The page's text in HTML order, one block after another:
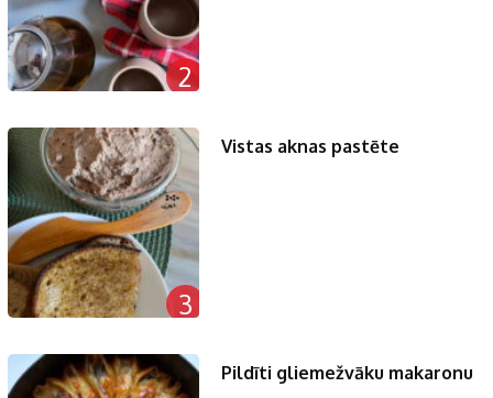
2
3
Vistas aknas pastēte
Pildīti gliemežvāku makaronu